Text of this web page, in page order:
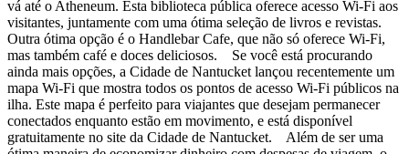
vá até o Atheneum. Esta biblioteca pública oferece acesso Wi-Fi aos
visitantes, juntamente com uma ótima seleção de livros e revistas.
Outra ótima opção é o Handlebar Cafe, que não só oferece Wi-Fi,
mas também café e doces deliciosos. Se você está procurando
ainda mais opções, a Cidade de Nantucket lançou recentemente um
mapa Wi-Fi que mostra todos os pontos de acesso Wi-Fi públicos na
ilha. Este mapa é perfeito para viajantes que desejam permanecer
conectados enquanto estão em movimento, e está disponível
gratuitamente no site da Cidade de Nantucket. Além de ser uma